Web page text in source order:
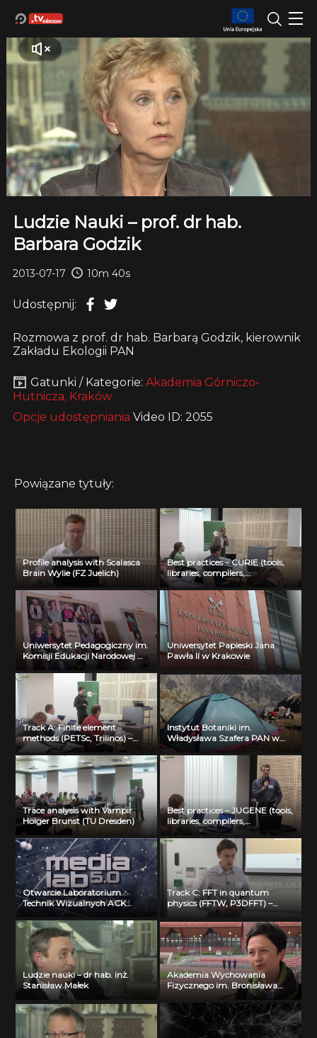
Ludzie Nauki – prof. dr hab.
Barbara Godzik
2013-07-17 10m 40s
Udostępnij:
Rozmowa z prof. dr hab. Barbarą Godzik, kierownik
Zakładu Ekologii PAN
Gatunki / Kategorie: Akademia Górniczo-
Hutnicza, Kraków
Opcje udostępniania Video ID: 2055
Powiązane tytuły:
Profile analysis with Scalasca
Brain Wylie (FZ Juelich)
Best practices – CURIE (tools,
libraries, compilers,
optimization) Jean Noel Richet
(CEA)
Uniwersytet Pedagogiczny im.
Komisji Edukacji Narodowej w
Krakowie
Uniwersytet Papieski Jana
Pawła II w Krakowie
Track A: Finite element
methods (PETSc, Trilinos) –
Michal Merta (VSB-TUO)
Instytut Botaniki im.
Władysława Szafera PAN w
Krakowie
Trace analysis with Vampir
Holger Brunst (TU Dresden)
Best practices – JUGENE (tools,
libraries, compilers,
optimization) Florian Janetzko
(FZ Juelich)
Otwarcie Laboratorium
Technik Wizualnych ACK
Cyfronet AGH
Track C: FFT in quantum
physics (FFTW, P3DFFT) –
Visualization: Bartosz Borucki
(ICM UW)
Ludzie nauki – dr hab. inż.
Stanisław Małek
Akademia Wychowania
Fizycznego im. Bronisława
Czecha w Krakowie